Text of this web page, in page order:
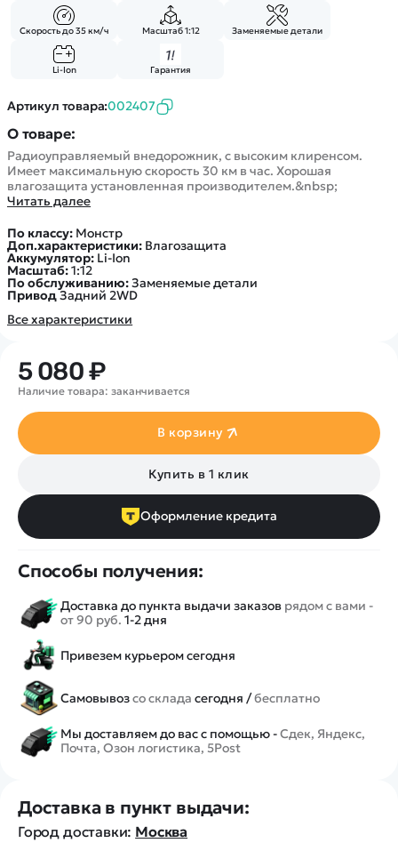
Скорость до 35 км/ч Масштаб 1:12 Заменяемые детали
Li-Ion Гарантия
Артикул товара:002407
О товаре:
Радиоуправляемый внедорожник, с высоким клиренсом.
Имеет максимальную скорость 30 км в час. Хорошая
влагозащита установленная производителем.&nbsp;
Читать далее
По классу: Монстр
Доп.характеристики: Влагозащита
Аккумулятор: Li-Ion
Масштаб:1:12
По обслуживанию:Заменяемые детали
ПриводЗадний 2WD
Все характеристики
5 080 ₽
Наличие товара: заканчивается
В корзину
Купить в 1 клик
Оформление кредита
Способы получения:
Доставка до пункта выдачи заказов рядом с вами -
от 90 руб. 1-2 дня
Привезем курьером сегодня
Самовывозсо склада сегодня /бесплатно
Мы доставляем до вас с помощью -Сдек, Яндекс,
Почта, Озон логистика, 5Post
Доставка в пункт выдачи:
Город доставки: Москва
Вертолеты
Катера
Роботы
Самолеты
Сборные модели
Детские электромобили
Спецтехника
Железные дороги
Конструкторы
Запчасти для моделей
Статьи про беспилотники
Обзор квадрокоптеров
Покупка в кредит
Контакты
Оплата и доставка
Отследить заказ
Оплата на сайте